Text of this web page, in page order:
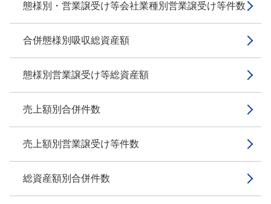
態様別・営業譲受け等会社業種別営業譲受け等件数
合併態様別吸収総資産額
態様別営業譲受け等総資産額
売上額別合併件数
売上額別営業譲受け等件数
総資産額別合併件数